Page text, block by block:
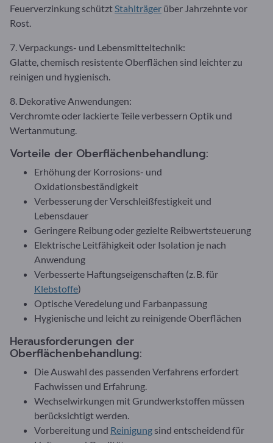
Feuerverzinkung schütztStahlträger über Jahrzehnte vor
Rost.
7. Verpackungs- und Lebensmitteltechnik:
Glatte, chemisch resistente Oberflächen sind leichter zu
reinigen und hygienisch.
8. Dekorative Anwendungen:
Verchromte oder lackierte Teile verbessern Optik und
Wertanmutung.
Vorteile der Oberflächenbehandlung:
Erhöhung der Korrosions- und
Oxidationsbeständigkeit
Verbesserung der Verschleißfestigkeit und
Lebensdauer
Geringere Reibung oder gezielte Reibwertsteuerung
Elektrische Leitfähigkeit oder Isolation je nach
Anwendung
Verbesserte Haftungseigenschaften (z. B. für
Klebstoffe)
Optische Veredelung und Farbanpassung
Hygienische und leicht zu reinigende Oberflächen
Herausforderungen der
Oberflächenbehandlung:
Die Auswahl des passenden Verfahrens erfordert
Fachwissen und Erfahrung.
Wechselwirkungen mit Grundwerkstoffen müssen
berücksichtigt werden.
Vorbereitung und Reinigung sind entscheidend für